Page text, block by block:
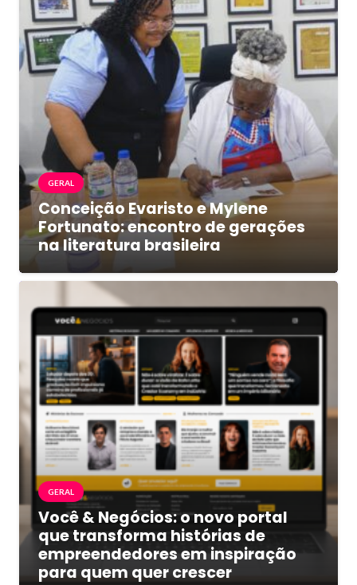
GERAL
Conceição Evaristo e Mylene
Fortunato: encontro de gerações
na literatura brasileira
GERAL
Você & Negócios: o novo portal
que transforma histórias de
empreendedores em inspiração
para quem quer crescer